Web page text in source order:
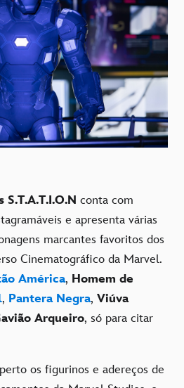
conta com
e apresenta várias
marcantes favoritos dos
Cinematográfico da Marvel.
América, Homem de
, Pantera Negra, Viúva
Arqueiro, só para citar
os figurinos e adereços de